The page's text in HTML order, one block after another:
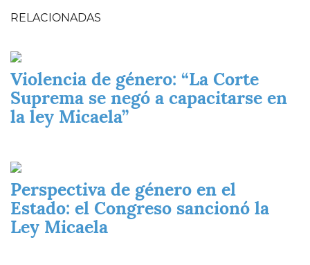
RELACIONADAS
Imagen
Violencia de género: “La Corte
Suprema se negó a capacitarse en
la ley Micaela”
Imagen
Perspectiva de género en el
Estado: el Congreso sancionó la
Ley Micaela